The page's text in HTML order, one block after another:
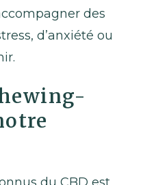
des
d’anxiété ou